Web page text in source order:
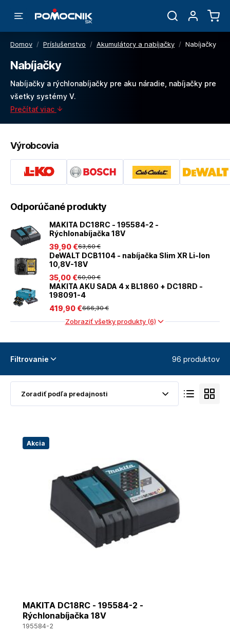
Domov / Príslušenstvo / Akumulátory a nabíjačky / Nabíjačky
Nabíjačky
Nabíjačky a rýchlonabíjačky pre aku náradie, nabíjačky pre
všetky systémy V.
Prečítať viac
Výrobcovia
Odporúčané produkty
MAKITA DC18RC - 195584-2 -
Rýchlonabíjačka 18V
63,60 €
39 ,90 €
DeWALT DCB1104 - nabíjačka Slim XR Li-Ion
10,8V-18V
60,00 €
35 ,00 €
MAKITA AKU SADA 4 x BL1860 + DC18RD -
198091-4
666,30 €
419 ,90 €
Zobraziť všetky produkty (6)
Filtrovanie 96 produktov
Akcia
MAKITA DC18RC - 195584-2 -
Rýchlonabíjačka 18V
195584-2